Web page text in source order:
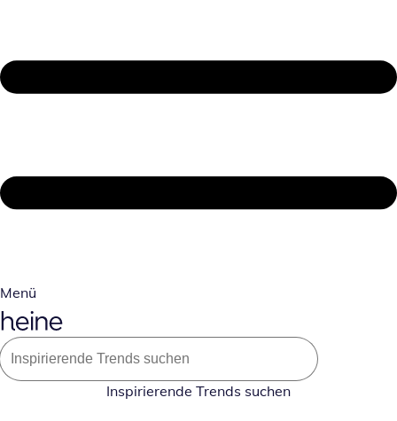
Menü
Inspirierende Trends suchen